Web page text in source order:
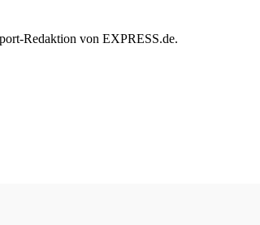
Redaktion von EXPRESS.de.